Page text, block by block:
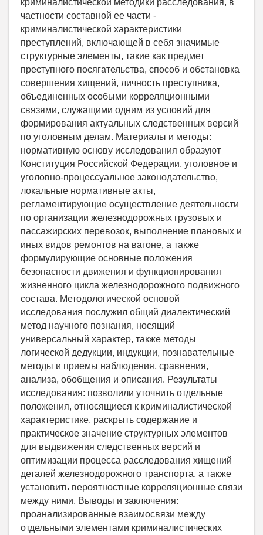
частности составной ее части -
криминалистической характеристики
преступлений, включающей в себя значимые
структурные элементы, такие как предмет
преступного посягательства, способ и обстановка
совершения хищений, личность преступника,
объединенных особыми корреляционными
связями, служащими одним из условий для
формирования актуальных следственных версий
по уголовным делам. Материалы и методы:
нормативную основу исследования образуют
Конституция Российской Федерации, уголовное и
уголовно-процессуальное законодательство,
локальные нормативные акты,
регламентирующие осуществление деятельности
по организации железнодорожных грузовых и
пассажирских перевозок, выполнение плановых и
иных видов ремонтов на вагоне, а также
формулирующие основные положения
безопасности движения и функционирования
жизненного цикла железнодорожного подвижного
состава. Методологической основой
исследования послужил общий диалектический
метод научного познания, носящий
универсальный характер, также методы
логической дедукции, индукции, познавательные
методы и приемы наблюдения, сравнения,
анализа, обобщения и описания. Результаты
исследования: позволили уточнить отдельные
положения, относящиеся к криминалистической
характеристике, раскрыть содержание и
практическое значение структурных элементов
для выдвижения следственных версий и
оптимизации процесса расследования хищений
деталей железнодорожного транспорта, а также
установить вероятностные корреляционные связи
между ними. Выводы и заключения:
проанализированные взаимосвязи между
отдельными элементами криминалистических